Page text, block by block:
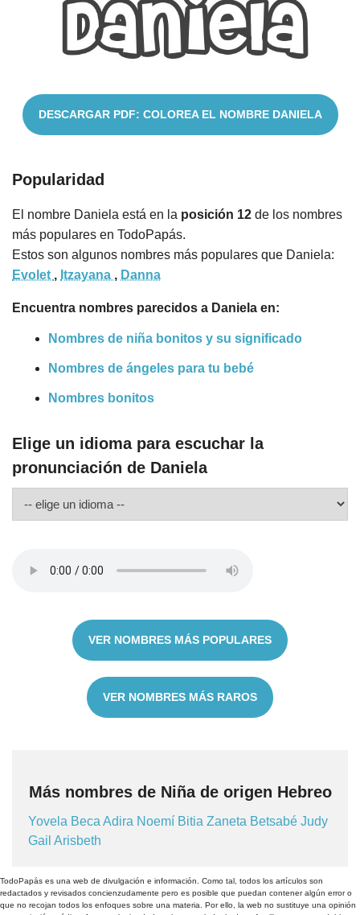
DESCARGAR PDF: COLOREA EL NOMBRE DANIELA
Popularidad
El nombre Daniela está en la posición 12 de los nombres
más populares en TodoPapás.
Estos son algunos nombres más populares que Daniela:
Evolet , Itzayana , Danna
Encuentra nombres parecidos a Daniela en:
Nombres de niña bonitos y su significado
Nombres de ángeles para tu bebé
Nombres bonitos
Elige un idioma para escuchar la
pronunciación de Daniela
VER NOMBRES MÁS POPULARES
VER NOMBRES MÁS RAROS
Más nombres de Niña de origen Hebreo
Yovela Beca Adira Noemí Bitia Zaneta Betsabé Judy
Gail Arisbeth
TodoPapás es una web de divulgación e información. Como tal, todos los artículos son
redactados y revisados concienzudamente pero es posible que puedan contener algún error o
que no recojan todos los enfoques sobre una materia. Por ello, la web no sustituye una opinión